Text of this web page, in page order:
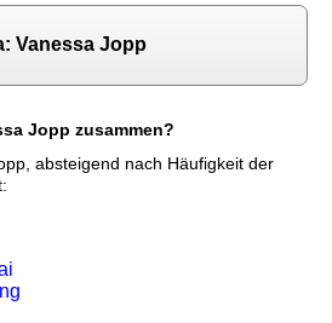
Vanessa Jopp
Jopp zusammen?
absteigend nach Häufigkeit der